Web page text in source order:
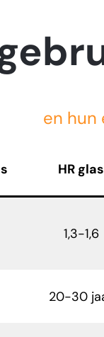
en hun
HR glas
1,3-1,6
20-30